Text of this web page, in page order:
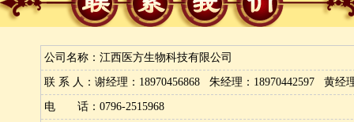
公司名称：江西医方生物科技有限公司
联 系 人：谢经理：18970456868 朱经理：18970442597 黄经
电 话：0796-2515968